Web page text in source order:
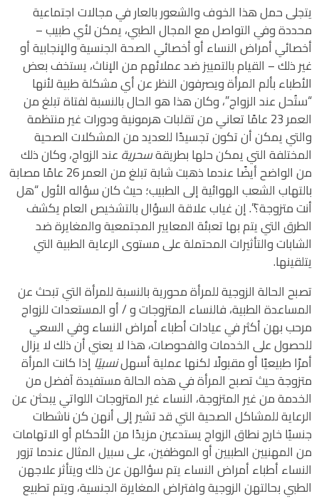
يتجلى حمل هذا الخوف والشعور بالعار في مجالات اجتماعية
محددة وفي التواصل مع المجال الطبي، يمكن لأي طبيب –
أخصائي أمراض النساء أو أخصائي الصحة الجنسية والإنجابية أو
غير ذلك – القيام بالتمييز ضد عملائهم من الإناث، يستخف بعض
الأطباء بألم المرأة ويصرفون النظر عن أي مشكلة طبية لأنها
“ستُحل عند الزواج”، وكان هذا هو الحال بالنسبة لفتاة تبلغ من
العمر 23 عامًا تعاني من تقلبات هرمونية ودورات غير منتظمة
والتي يمكن أن تكون تجسيدًا للعديد من المشكلات الصحية
المختلفة التي يمكن حلها بطريقةسحريةعند الزواج، وكان ذلك
من الواضح أيضًا عندما ذهبت شابة تبلغ من العمر 26 عامًا مصابة
بالتهاب الشعب الهوائية إلى الطبيب؛ حيث كان سؤاله الأول “هل
أنت متزوجة؟”. إن غياب علاقة السؤال بالتشخيص العام يكشف
الطرق التي يتم بها تعبئة المعايير المجتمعية والمغايرة ضد
الشابات والتأثيرات المحتملة على مستوى الرعاية الطبية التي
يتلقينها.
تصبح الحالة الزوجية للمرأة محورية بالنسبة للمرأة التي تبحث عن
المساعدة الطبية، فالنساء المتزوجات و / أو المستعدات للزواج
مرحب بهن أكثر في عيادات أطباء أمراض النساء وفي السعي
للحصول على الخدمات والفحوصات، هذا لا يعني أن ذلك لا يزال
أمرًا طبيعيًا أو مقبولًا لكنها عملية أسهلنسبيًاإذا كانت المرأة
متزوجة حيث تصبح المرأة في هذه الحالة مستفيدة آفضل من
الخدمة من غير المتزوجة، النساء غير المتزوجات اللواتي يبحثن عن
الرعاية للمشاكل الصحية التي قد تشير إلى أنهن كن ناشطات
جنسيًا خارج نطاق الزواج يستدعين مزيدًا من الأحكام أو الاتهامات
من المهنيين الطبيين أو الموظفين، على سبيل المثال عندما تزور
النساء أطباء أمراض النساء يتم سؤالهن عن ذلك ويتأثر علاجهن
الطبي بحالتهن الزوجية وافتراض المغايرة الجنسية، ويتم تطبيع